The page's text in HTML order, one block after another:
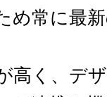
め常に最
高く、デ